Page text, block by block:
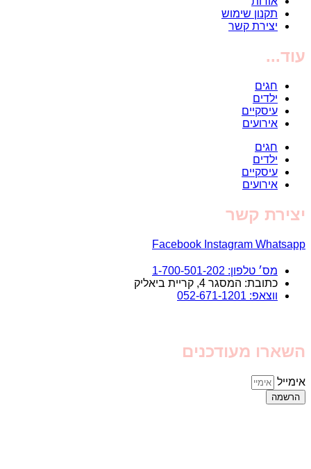
תקנון שימוש
יצירת קשר
עוד...
חגים
ילדים
עיסקיים
אירועים
חגים
ילדים
עיסקיים
אירועים
יצירת קשר
Facebook Instagram Whatsapp
מס׳ טלפון: 1-700-501-202
כתובת: המסגר 4, קריית ביאליק
ווצאפ: 052-671-1201
השארו מעודכנים
אימייל
הרשמה